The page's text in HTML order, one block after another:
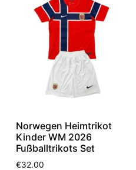
Norwegen Heimtrikot
Kinder WM 2026
Fußballtrikots Set
€32.00